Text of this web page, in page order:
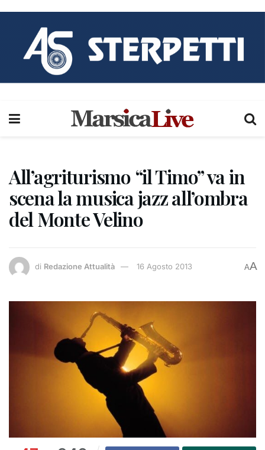
All’agriturismo “il Timo” va in
scena la musica jazz all’ombra
del Monte Velino
di Redazione Attualità 16 Agosto 2013 AA